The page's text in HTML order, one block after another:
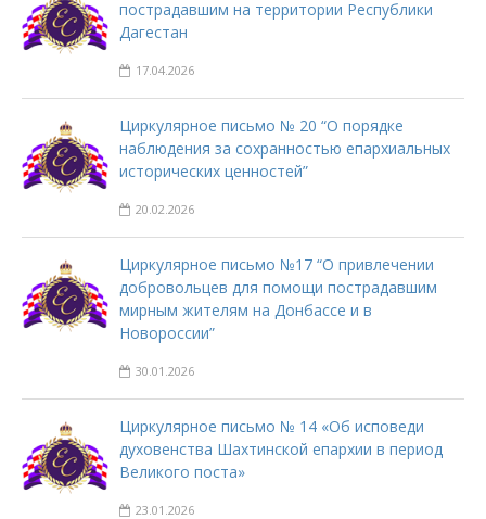
пострадавшим на территории Республики
Дагестан
17.04.2026
Циркулярное письмо № 20 “О порядке
наблюдения за сохранностью епархиальных
исторических ценностей”
20.02.2026
Циркулярное письмо №17 “О привлечении
добровольцев для помощи пострадавшим
мирным жителям на Донбассе и в
Новороссии”
30.01.2026
Циркулярное письмо № 14 «Об исповеди
духовенства Шахтинской епархии в период
Великого поста»
23.01.2026